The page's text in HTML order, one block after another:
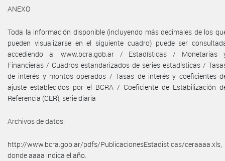
ANEXO
Toda la información disponible (incluyendo más decimales de los
pueden visualizarse en el siguiente cuadro) puede ser
accediendo a: www.bcra.gob.ar / Estadísticas / Monetarias
Financieras / Cuadros estandarizados de series estadísticas /
de interés y montos operados / Tasas de interés y coeficientes
ajuste establecidos por el BCRA / Coeficiente de Estabilización
Referencia (CER), serie diaria
Archivos de datos:
http://www.bcra.gob.ar/pdfs/PublicacionesEstadisticas/ceraaaa.xls,
donde aaaa indica el año.